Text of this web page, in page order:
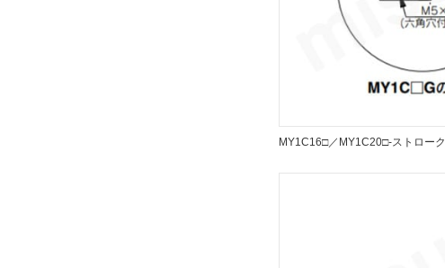
MY1C16□／MY1C20□-ストローク